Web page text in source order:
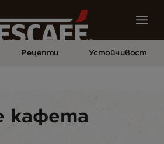
Рецепти Устойчивост
кафета